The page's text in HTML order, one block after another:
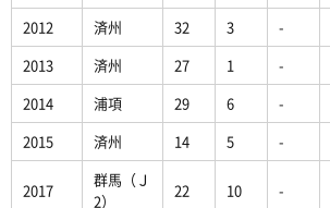
2012
済州 32 3 -
2013
済州 27 1 -
2014
浦項 29 6 -
2015
済州 14 5 -
2017
群馬（Ｊ
2）
22 10 -